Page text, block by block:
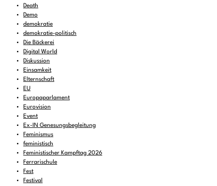
Death
Demo
demokratie
demokratie-politisch
Die Bäckerei
Digital World
Diskussion
Einsamkeit
Elternschaft
EU
Europaparlament
Eurovision
Event
Ex-IN Genesungsbegleitung
Feminismus
feministisch
Feministischer Kampftag 2026
Ferrarischule
Fest
Festival